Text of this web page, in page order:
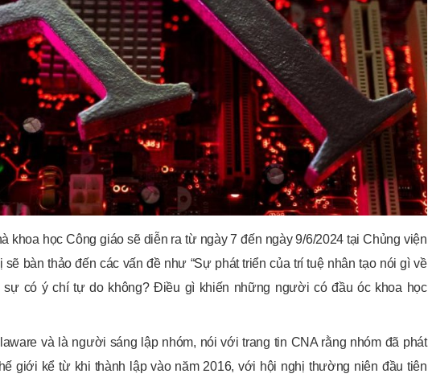
khoa học Công giáo sẽ diễn ra từ ngày 7 đến ngày 9/6/2024 tại Chủng viện
bàn thảo đến các vấn đề như “Sự phát triển của trí tuệ nhân tạo nói gì về
có ý chí tự do không? Điều gì khiến những người có đầu óc khoa học
và là người sáng lập nhóm, nói với trang tin CNA rằng nhóm đã phát
giới kể từ khi thành lập vào năm 2016, với hội nghị thường niên đầu tiên